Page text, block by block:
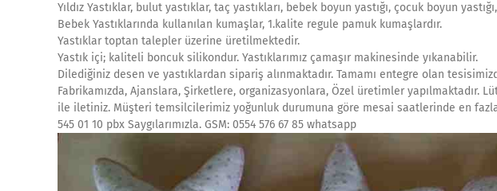
Yıldız Yastıklar, bulut yastıklar, taç yastıkları, bebek boyun yastığı, çocuk boyun
Bebek Yastıklarında kullanılan kumaşlar, 1.kalite regule pamuk kumaşlardır.
Yastıklar toptan talepler üzerine üretilmektedir.
Yastık içi; kaliteli boncuk silikondur. Yastıklarımız çamaşır makinesinde yıkanabilir.
Dilediğiniz desen ve yastıklardan sipariş alınmaktadır. Tamamı entegre olan
Fabrikamızda, Ajanslara, Şirketlere, organizasyonlara, Özel üretimler
ile iletiniz. Müşteri temsilcilerimiz yoğunluk durumuna göre mesai saatlerinde en
545 01 10 pbx Saygılarımızla. GSM: 0554 576 67 85 whatsapp